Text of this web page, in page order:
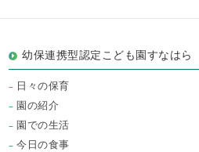
幼保連携型認定こども園すなはら
日々の保育
園の紹介
園での生活
今日の食事